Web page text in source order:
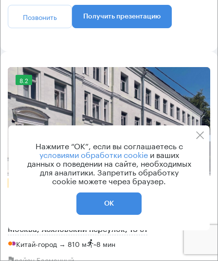
Позвонить Получить презентацию
8.2
Еще 1 фото
БЕЗ КОМИССИИ
Москва, Хохловский переулок, 13 с1
Китай-город → 810 м ~8 мин
Нажмите “ОК”, если вы соглашаетесь с
условиями обработки cookieи ваших
данных о поведении на сайте, необходимых
для аналитики. Запретить обработку
cookie можете через браузер.
ОК